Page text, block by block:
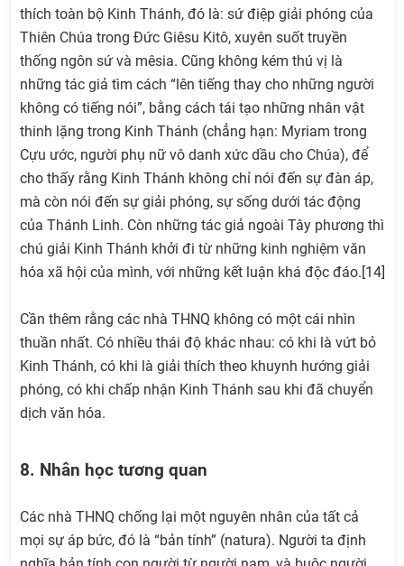
thích toàn bộ Kinh Thánh, đó là: sứ điệp giải phóng của
Thiên Chúa trong Đức Giêsu Kitô, xuyên suốt truyền
thống ngôn sứ và mêsia. Cũng không kém thú vị là
những tác giả tìm cách “lên tiếng thay cho những người
không có tiếng nói”, bằng cách tái tạo những nhân vật
thinh lặng trong Kinh Thánh (chẳng hạn: Myriam trong
Cựu ước, người phụ nữ vô danh xức dầu cho Chúa), để
cho thấy rằng Kinh Thánh không chỉ nói đến sự đàn áp,
mà còn nói đến sự giải phóng, sự sống dưới tác động
của Thánh Linh. Còn những tác giả ngoài Tây phương thì
chú giải Kinh Thánh khởi đi từ những kinh nghiệm văn
hóa xã hội của mình, với những kết luận khá độc đáo.[14]
Cần thêm rằng các nhà THNQ không có một cái nhìn
thuần nhất. Có nhiều thái độ khác nhau: có khi là vứt bỏ
Kinh Thánh, có khi là giải thích theo khuynh hướng giải
phóng, có khi chấp nhận Kinh Thánh sau khi đã chuyển
dịch văn hóa.
8. Nhân học tương quan
Các nhà THNQ chống lại một nguyên nhân của tất cả
mọi sự áp bức, đó là “bản tính” (natura). Người ta định